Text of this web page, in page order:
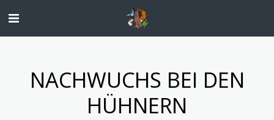
NACHWUCHS BEI DEN
HÜHNERN